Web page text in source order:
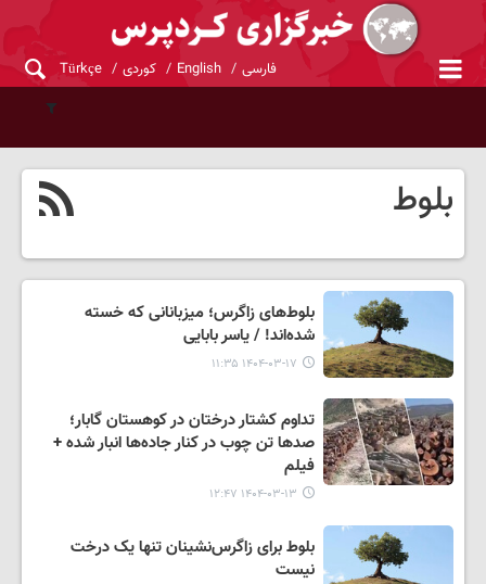
فارسی English کوردی Türkçe
بلوط
بلوط‌های زاگرس؛ میزبانانی که خسته
شده‌اند! / یاسر بابایی
۱۴۰۴-۰۳-۱۷ ۱۱:۳۵
تداوم کشتار درختان در کوهستان گابار؛
صدها تن چوب در کنار جاده‌ها انبار شده +
فیلم
۱۴۰۴-۰۳-۱۳ ۱۲:۴۷
بلوط برای زاگرس‌نشینان تنها یک درخت
نیست